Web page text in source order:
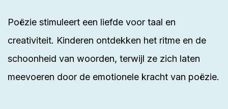
Poëzie stimuleert een liefde voor taal en
creativiteit. Kinderen ontdekken het ritme en de
schoonheid van woorden, terwijl ze zich laten
meevoeren door de emotionele kracht van poëzie.